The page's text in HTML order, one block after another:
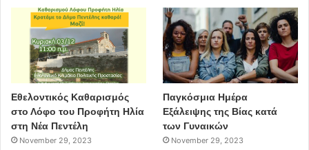
Εθελοντικός Καθαρισμός
στο Λόφο του Προφήτη Ηλία
στη Νέα Πεντέλη
November 29, 2023
Παγκόσμια Ημέρα
Εξάλειψης της Βίας κατά
των Γυναικών
November 29, 2023